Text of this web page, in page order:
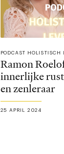
PODCAST HOLISTISCH
Ramon
innerlijke
en zenleraar
25 APRIL 2024